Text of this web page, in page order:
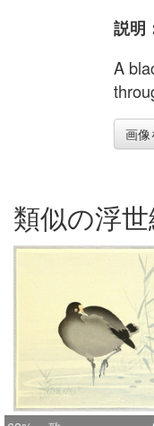
説明
A
画像
類似の浮